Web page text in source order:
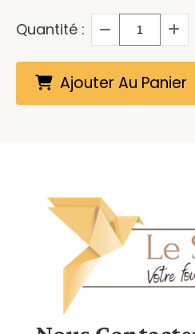
Quantité :
Ajouter Au Panier